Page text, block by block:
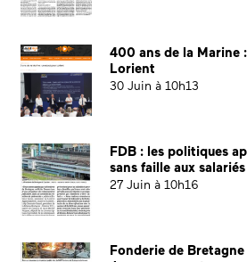
400 ans de la Marine
Lorient
30 Juin à 10h13
FDB : les politiques
sans faille aux
27 Juin à 10h16
Fonderie de